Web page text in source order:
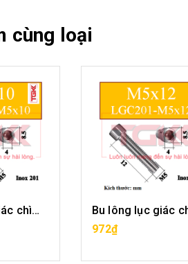
cùng loại
Bu lông lục giác chìm inox 201-M5x10
972₫
MUA HÀNG